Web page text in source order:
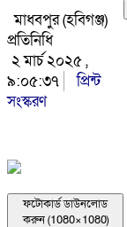
মাধবপুর (হবিগঞ্জ)
প্রতিনিধি
২ মার্চ ২০২৫ ,
৯:০৫:৩৭
প্রিন্ট
সংস্করণ
ফটোকার্ড ডাউনলোড
করুন (1080×1080)